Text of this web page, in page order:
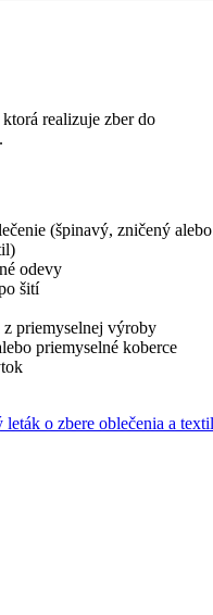
realizuje zber do
(špinavý, zničený alebo
odevy
šití
priemyselnej výroby
priemyselné koberce